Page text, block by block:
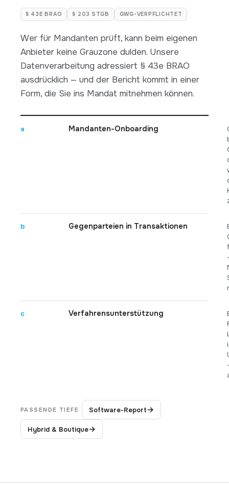
§ 43E BRAO § 203 STGB GWG-VERPFLICHTET
Wer für Mandanten prüft, kann beim eigenen
Anbieter keine Grauzone dulden. Unsere
Datenverarbeitung adressiert § 43e BRAO
ausdrücklich — und der Bericht kommt in einer
Form, die Sie ins Mandat mitnehmen können.
a Mandanten-Onboarding
b Gegenparteien in Transaktionen
c Verfahrensunterstützung
PASSENDE TIEFE Software-Report→
Hybrid & Boutique→